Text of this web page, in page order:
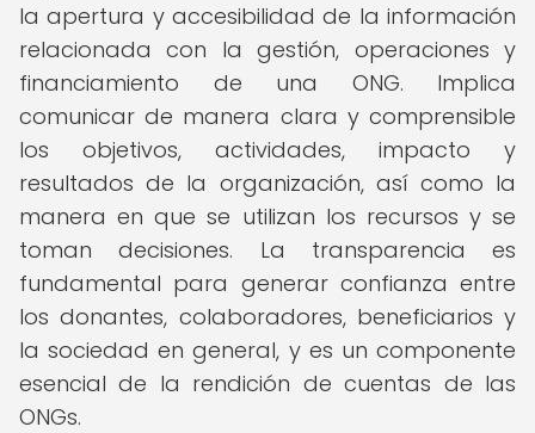
la apertura y accesibilidad de la información
relacionada con la gestión, operaciones y
financiamiento de una ONG. Implica
comunicar de manera clara y comprensible
los objetivos, actividades, impacto y
resultados de la organización, así como la
manera en que se utilizan los recursos y se
toman decisiones. La transparencia es
fundamental para generar confianza entre
los donantes, colaboradores, beneficiarios y
la sociedad en general, y es un componente
esencial de la rendición de cuentas de las
ONGs.